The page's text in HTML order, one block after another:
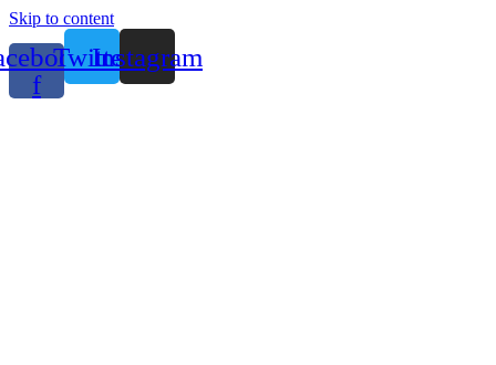
Skip to content
f
TwitterInstagram